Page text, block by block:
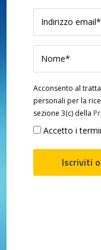
Acconsento al
personali per la
sezione 3(c) della
Accetto i